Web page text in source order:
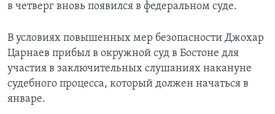
в четверг вновь появился в федеральном суде.
В условиях повышенных мер безопасности Джохар
Царнаев прибыл в окружной суд в Бостоне для
участия в заключительных слушаниях накануне
судебного процесса, который должен начаться в
январе.